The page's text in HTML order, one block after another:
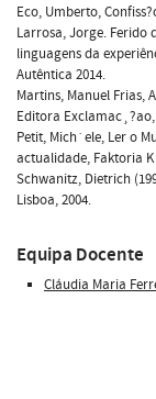
Eco, Umberto,
Larrosa, Jorge. Ferido
linguagens da
Autêntica 2014.
Martins, Manuel Frias,
Editora Exclamac¸?ao,
Petit, Mich`ele, Ler o
actualidade, Faktoria K
Schwanitz, Dietrich
Lisboa, 2004.
Equipa Docente
Cláudia Maria